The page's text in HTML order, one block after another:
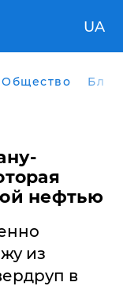
UA
Общество
нефтью
из
в